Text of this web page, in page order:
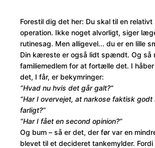
Forestil dig det her: Du skal til en relativt
operation. Ikke noget alvorligt, siger
rutinesag. Men alligevel... du er en lille
Din kæreste er også lidt spændt. Og så
familiemedlem for at fortælle det. I
det, I får, er bekymringer:
“Hvad nu hvis det går galt?”
“Har I overvejet, at narkose faktisk
farligt?”
“Har I fået en second opinion?”
Og bum – så er det, der før var en
blevet til et decideret tankemylder. Fordi